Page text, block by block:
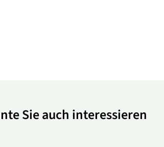
Sie auch interessieren